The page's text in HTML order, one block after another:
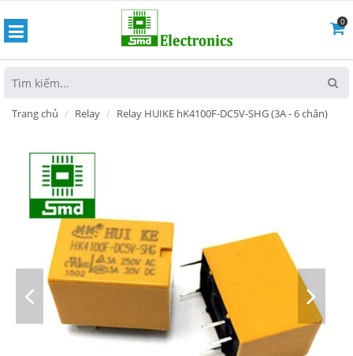
0
Trang chủ Relay Relay HUIKE hK4100F-DC5V-SHG (3A - 6 chân)